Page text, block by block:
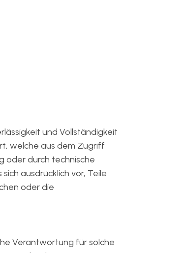
und Vollständigkeit
welche aus dem Zugriff
oder durch technische
ausdrücklich vor, Teile
oder die
Verantwortung für solche